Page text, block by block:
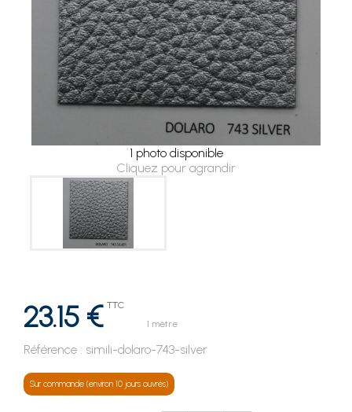
1 photo disponible
Cliquez pour agrandir
23.15 € TTC
1 mètre
Référence : simili-dolaro-743-silver
Sur commande (environ 10 jours ouvrés)